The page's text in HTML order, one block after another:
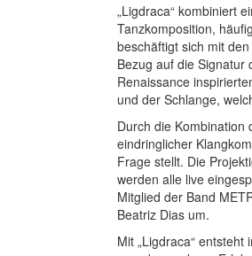
„Ligdraca“ kombiniert
Tanzkomposition,
beschäftigt sich mit
Bezug auf die
Renaissance
und der Schlange,
Durch die Kombination
eindringlicher
Frage stellt. Die
werden alle live
Mitglied der Band
Beatriz Dias um.
Mit „Ligdraca“